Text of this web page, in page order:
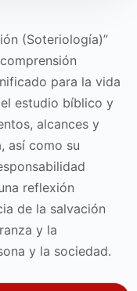
(Soteriología)”
para la vida
estudio bíblico y
alcances y
así como su
reflexión
de la salvación
y la
y la sociedad.